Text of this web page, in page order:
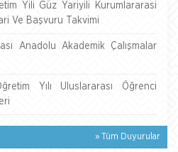
Yili Güz Yariyili Kurumlararasi
Ve Başvuru Takvimi
Anadolu Akademik Çalışmalar
Yılı Uluslararası Öğrenci
» Tüm Duyurular